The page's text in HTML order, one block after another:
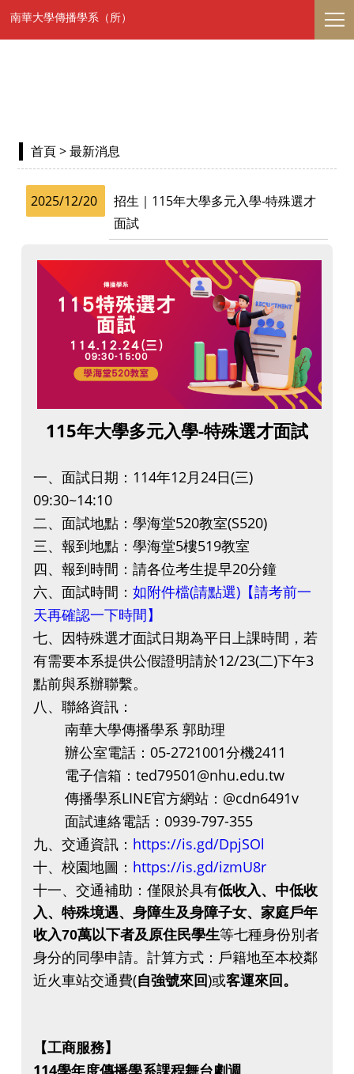
南華大學傳播學系（所）
首頁> 最新消息
2025/12/20
招生｜115年大學多元入學-特殊選才
面試
115年大學多元入學-特殊選才面試
一、面試日期：114年12月24日(三)
09:30~14:10
二、面試地點：學海堂520教室(S520)
三、報到地點：學海堂5樓519教室
四、報到時間：請各位考生提早20分鐘
六、面試時間：如附件檔(請點選)【請考前一
天再確認一下時間】
七、因特殊選才面試日期為平日上課時間，若
有需要本系提供公假證明請於12/23(二)下午3
點前與系辦聯繫。
八、聯絡資訊：
南華大學傳播學系 郭助理
辦公室電話：05-2721001分機2411
電子信箱：ted79501@nhu.edu.tw
傳播學系LINE官方網站：@cdn6491v
面試連絡電話：0939-797-355
九、交通資訊： https://is.gd/DpjSOl
十、校園地圖： https://is.gd/izmU8r
十一、交通補助：僅限於具有低收入、中低收
入、特殊境遇、身障生及身障子女、家庭戶年
收入70萬以下者及原住民學生等七種身份別者
身分的同學申請。計算方式：戶籍地至本校鄰
近火車站交通費(自強號來回)或客運來回。
【工商服務】
114學年度傳播學系課程舞台劇週